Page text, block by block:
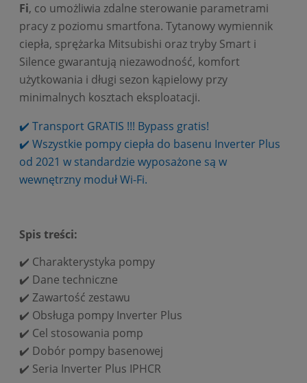
Fi, co umożliwia zdalne sterowanie parametrami
pracy z poziomu smartfona. Tytanowy wymiennik
ciepła, sprężarka Mitsubishi oraz tryby Smart i
Silence gwarantują niezawodność, komfort
użytkowania i długi sezon kąpielowy przy
minimalnych kosztach eksploatacji.
✔️ Transport GRATIS !!! Bypass gratis!
✔️ Wszystkie pompy ciepła do basenu Inverter Plus
od 2021 w standardzie wyposażone są w
wewnętrzny moduł Wi-Fi.
Spis treści:
✔️ Charakterystyka pompy
✔️ Dane techniczne
✔️ Zawartość zestawu
✔️ Obsługa pompy Inverter Plus
✔️ Cel stosowania pomp
✔️ Dobór pompy basenowej
✔️ Seria Inverter Plus IPHCR